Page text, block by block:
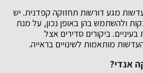
מגע דורשות תחזוקה קפדנית. יש
ולהשתמש בהן באופן נכון, על מנת
בעיניים. ביקורים סדירים אצל
מותאמות לשינויים בראייה.
אנדי?